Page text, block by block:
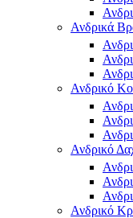
Ανδρικά
Ανδρικό
Ανδρικό
Ανδρικό